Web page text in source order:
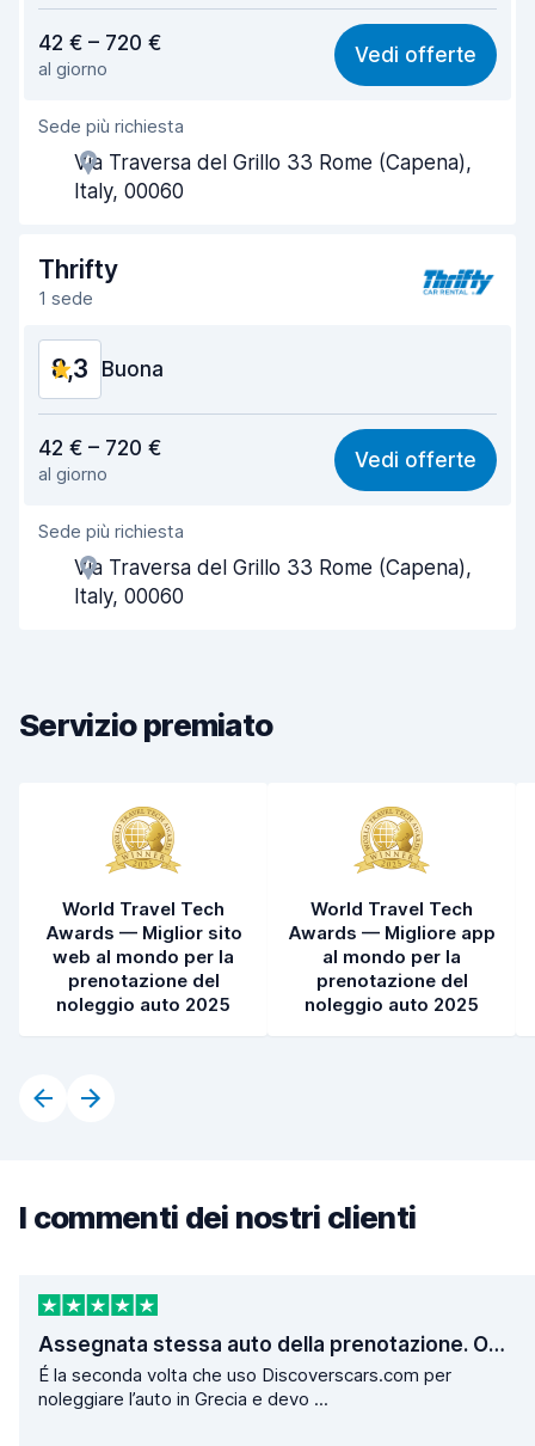
8,4
Facile da trovare 8,2
Gentilezza degli agenti
Rapidità del ritiro
Pulizia del veicolo 8,8
Condizioni dell'auto
42 € – 720 €
al giorno
Vedi offerte
Sede più richiesta
Via Traversa del Grillo 33 Rome (Capena),
Italy, 00060
Thrifty
1 sede
8,3 Buona
8,1
Facile da trovare 8,2
Gentilezza degli agenti
Rapidità del ritiro
Condizioni dell'auto
42 € – 720 €
al giorno
Vedi offerte
Sede più richiesta
Via Traversa del Grillo 33 Rome (Capena),
Italy, 00060
Servizio premiato
World Travel Tech
Awards — Miglior sito
web al mondo per la
prenotazione del
noleggio auto 2025
World Travel Tech
Awards — Migliore app
al mondo per la
prenotazione del
noleggio auto 2025
I commenti dei nostri clienti
Assegnata stessa auto della prenotazione. Operazioni di ritiro e consegna velocissime.
É la seconda volta che uso Discoverscars.com per
noleggiare l’auto in Grecia e devo ...